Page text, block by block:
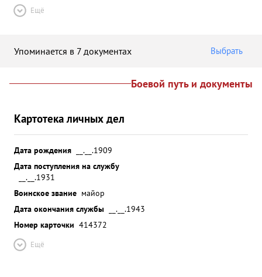
Ещё
Упоминается в 7 документах Выбрать
Боевой путь и документы
Картотека личных дел
Дата рождения
__.__.1909
Дата поступления на службу
__.__.1931
Воинское звание майор
Дата окончания службы
__.__.1943
Номер карточки 414372
Ещё